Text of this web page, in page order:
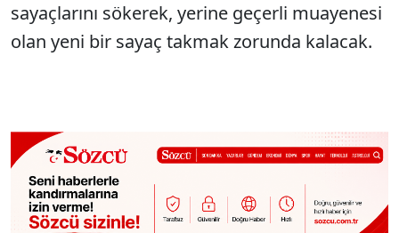
sayaçlarını sökerek, yerine geçerli muayenesi
olan yeni bir sayaç takmak zorunda kalacak.